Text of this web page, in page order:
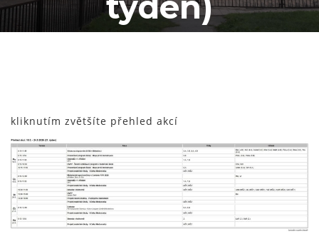
kliknutím zvětšíte přehled akcí